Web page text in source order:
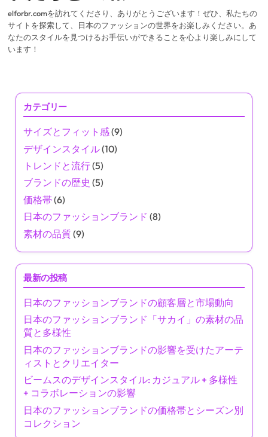
elforbr.comを訪れてくださり、ありがとうございます！ぜひ、私たちの
サイトを探索して、日本のファッションの世界をお楽しみください。あ
なたのスタイルを見つけるお手伝いができることを心より楽しみにして
います！
カテゴリー
サイズとフィット感(9)
デザインスタイル(10)
トレンドと流行(5)
ブランドの歴史 (5)
価格帯 (6)
日本のファッションブランド (8)
素材の品質(9)
最新の投稿
日本のファッションブランドの顧客層と市場動向
日本のファッションブランド「サカイ」の素材の品
質と多様性
日本のファッションブランドの影響を受けたアーテ
ィストとクリエイター
ビームスのデザインスタイル: カジュアル + 多様性
+ コラボレーションの影響
日本のファッションブランドの価格帯とシーズン別
コレクション